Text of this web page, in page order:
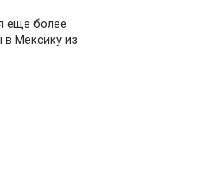
еще более
в Мексику из